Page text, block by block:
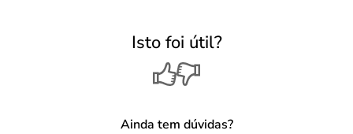
Isto foi útil?
Ainda tem dúvidas?